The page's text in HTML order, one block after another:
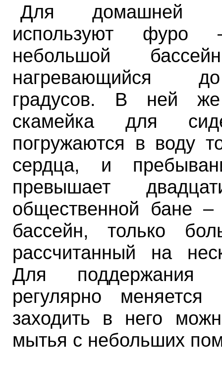
Для домашней
используют
небольшой
нагревающийся
градусов. В ней же
скамейка для
погружаются в воду
сердца, и
превышает
общественной бане
бассейн, только
рассчитанный на
Для поддержания
регулярно
заходить в него
мытья с небольших